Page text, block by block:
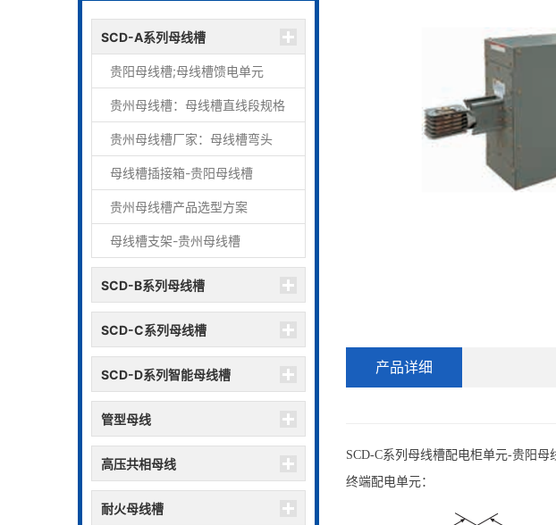
SCD-A系列母线槽
贵阳母线槽;母线槽馈电单元
贵州母线槽：母线槽直线段规格
贵州母线槽厂家：母线槽弯头
母线槽插接箱-贵阳母线槽
贵州母线槽产品选型方案
母线槽支架-贵州母线槽
SCD-B系列母线槽
SCD-C系列母线槽
SCD-D系列智能母线槽
管型母线
高压共相母线
耐火母线槽
产品详细
SCD-C系列母线槽配电柜单元-贵阳母
终端配电单元：